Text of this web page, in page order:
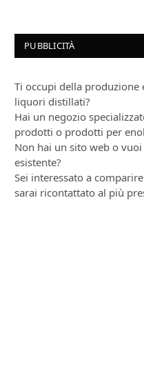
PUBBLICITÀ
Ti occupi della
liquori distillati?
Hai un negozio
prodotti o prodotti per
Non hai un sito web o
esistente?
Sei interessato a
sarai ricontattato al più